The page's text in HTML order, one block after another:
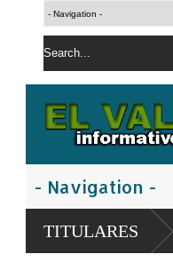
TITULARES
productores pierden sus cosechas por